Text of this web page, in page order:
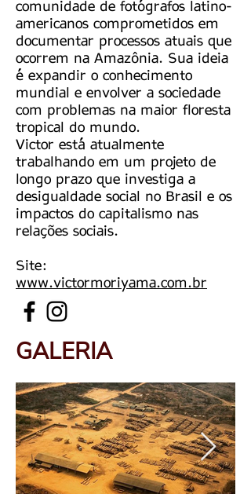
comunidade de fotógrafos latino-
americanos comprometidos em
documentar processos atuais que
ocorrem na Amazônia. Sua ideia
é expandir o conhecimento
mundial e envolver a sociedade
com problemas na maior floresta
tropical do mundo.
Victor está atualmente
trabalhando em um projeto de
longo prazo que investiga a
desigualdade social no Brasil e os
impactos do capitalismo nas
relações sociais.
Site:
www.victormoriyama.com.br
GALERIA